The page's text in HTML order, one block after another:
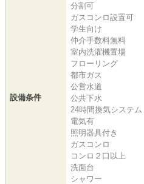
設備条件
分割可
ガスコンロ設置可
学生向け
仲介手数料無料
室内洗濯機置場
フローリング
都市ガス
公営水道
公共下水
24時間換気システム
電気有
照明器具付き
ガスコンロ
コンロ２口以上
洗面台
シャワー